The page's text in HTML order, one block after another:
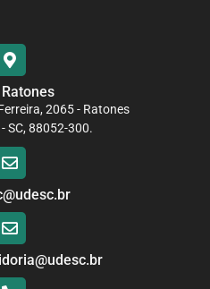
2065 - Ratones
SC, 88052-300.